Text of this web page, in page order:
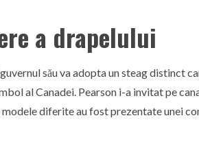
a drapelului
său va adopta un steag distinct
al Canadei. Pearson i-a invitat pe
diferite au fost prezentate unei